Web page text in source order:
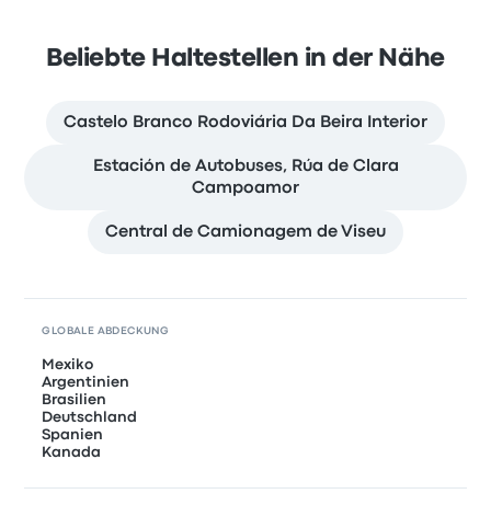
Beliebte Haltestellen in der Nähe
Castelo Branco Rodoviária Da Beira Interior
Estación de Autobuses, Rúa de Clara
Campoamor
Central de Camionagem de Viseu
GLOBALE ABDECKUNG
Mexiko
Argentinien
Brasilien
Deutschland
Spanien
Kanada